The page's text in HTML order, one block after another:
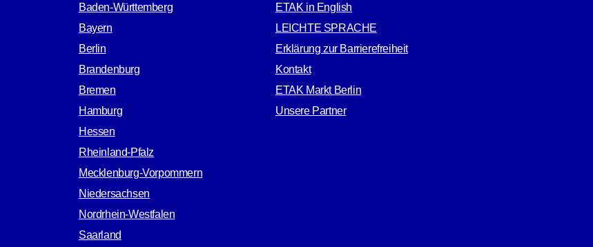
Baden-Württemberg
Bayern
Berlin
Brandenburg
Bremen
Hamburg
Hessen
Rheinland-Pfalz
Mecklenburg-Vorpommern
Niedersachsen
Nordrhein-Westfalen
Saarland
ETAK in English
LEICHTE SPRACHE
Erklärung zur Barrierefreiheit
Kontakt
ETAK Markt Berlin
Unsere Partner